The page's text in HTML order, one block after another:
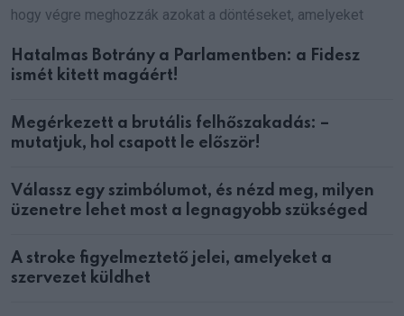
hogy végre meghozzák azokat a döntéseket, amelyeket
Hatalmas Botrány a Parlamentben: a Fidesz
ismét kitett magáért!
Megérkezett a brutális felhőszakadás: –
mutatjuk, hol csapott le először!
Válassz egy szimbólumot, és nézd meg, milyen
üzenetre lehet most a legnagyobb szükséged
A stroke figyelmeztető jelei, amelyeket a
szervezet küldhet